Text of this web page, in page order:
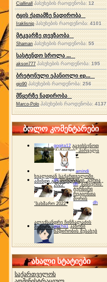
Ciallinall პასუხების რაოდენობა:12
ტყის ქათამზე ნადირობა
Iraklisnip პასუხების რაოდენობა: 4101
მტკვარზე თევზაობა
Shaman პასუხების რაოდენობა:55
სასტენდო სროლა ...
akson777 პასუხების რაოდენობა:195
ბრეტონული ეპანიოლი ep...
gio90 პასუხების რაოდენობა:256
მწყერზე ნადირობა
Marco-Polo პასუხების რაოდენობა:4137
ბოლო კომენტარები
gogita12 გავიხსენოთ
"ბაზიერის" პირველი
ტურნირი ❤
amindi
ხვალიდან საქართველოში
ამინდი გაუარესდება
dh სპორტინგი "გურია
2022"
dh "ბაზიერის"
ტურნირი
რეგიონთა
შორის
"ბახმარო 2022"
dh
ალექსანდრე ჩინჩალაძის
მემორიალიgocha1 კანონი
ნადირობის შესახებ
ახალი სტატიები
საქართველოს